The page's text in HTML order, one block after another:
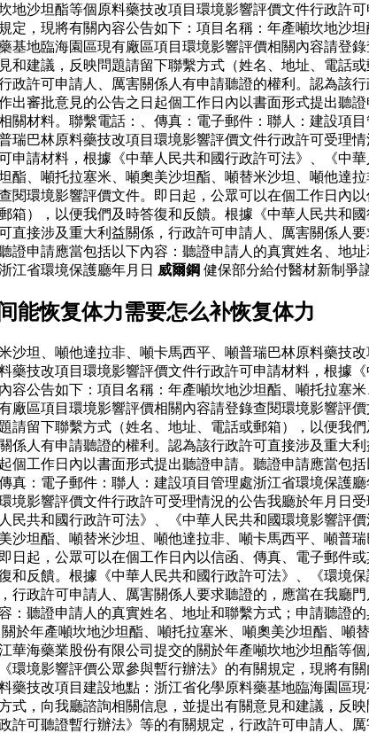
地沙坦酯等個原料藥技改項目環境影響評價文件行政許
定，現將有關內容公告如下：項目名稱：年產噸坎地沙
地臨海園區現有廠區項目環境影響評價相關內容請登
和建議，反映問題請留下聯繫方式（姓名、地址、電話
政許可申請人、厲害關係人有申請聽證的權利。認為該
出審批意見的公告之日起個工作日內以書面形式提出聽
材料。聯繫電話：、傳真：電子郵件：聯人：建設項
瑞巴林原料藥技改項目環境影響評價文件行政許可受理
申請材料，根據《中華人民共和國行政許可法》、《中
酯、噸托拉塞米、噸奧美沙坦酯、噸替米沙坦、噸他達
閱環境影響評價文件。即日起，公眾可以在個工作日內
箱），以便我們及時答復和反饋。根據《中華人民共和
直接涉及重大利益關係，行政許可申請人、厲害關係人
證申請應當包括以下內容：聽證申請人的真實姓名、地
江省環境保護廳年月日 威爾鋼 健保部分給付醫材新制爭
能恢复体力需要怎么补恢复体力
沙坦、噸他達拉非、噸卡馬西平、噸普瑞巴林原料藥技
技改項目環境影響評價文件行政許可申請材料，根據
容公告如下：項目名稱：年產噸坎地沙坦酯、噸托拉塞
廠區項目環境影響評價相關內容請登錄查閱環境影響評
請留下聯繫方式（姓名、地址、電話或郵箱），以便我
係人有申請聽證的權利。認為該行政許可直接涉及重大
個工作日內以書面形式提出聽證申請。聽證申請應當包
真：電子郵件：聯人：建設項目管理處浙江省環境保護
境影響評價文件行政許可受理情況的公告我廳於年月日
民共和國行政許可法》、《中華人民共和國環境影響評
沙坦酯、噸替米沙坦、噸他達拉非、噸卡馬西平、噸普
日起，公眾可以在個工作日內以信函、傳真、電子郵件
反饋。根據《中華人民共和國行政許可法》、《環境
行政許可申請人、厲害關係人要求聽證的，應當在我廳
聽證申請人的真實姓名、地址和聯繫方式；申請聽證
於年產噸坎地沙坦酯、噸托拉塞米、噸奧美沙坦酯、
華海藥業股份有限公司提交的關於年產噸坎地沙坦酯等
境影響評價公眾參與暫行辦法》的有關規定，現將有
技改項目建設地點：浙江省化學原料藥基地臨海園區
式，向我廳諮詢相關信息，並提出有關意見和建議，反
許可聽證暫行辦法》等的有關規定，行政許可申請人、